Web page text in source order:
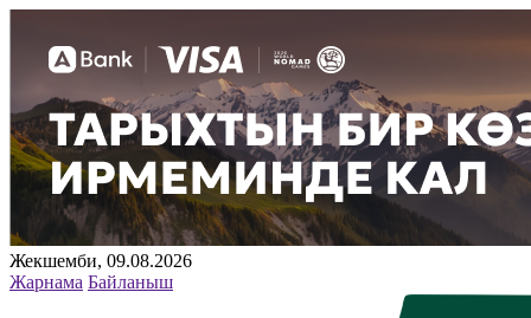
Жекшемби, 09.08.2026
Жарнама Байланыш